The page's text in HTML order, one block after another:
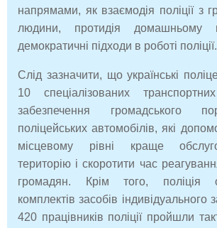
напрямами, як взаємодія поліції з
людини, протидія домашньому
демократичні підходи в роботі поліції.
Слід зазначити, що українські
10 спеціалізованих
забезпечення громадського
поліцейських автомобілів, які
місцевому рівні краще
територію і скоротити час
громадян. Крім того, поліція
комплектів засобів індивідуального
420 працівників поліції пройшли